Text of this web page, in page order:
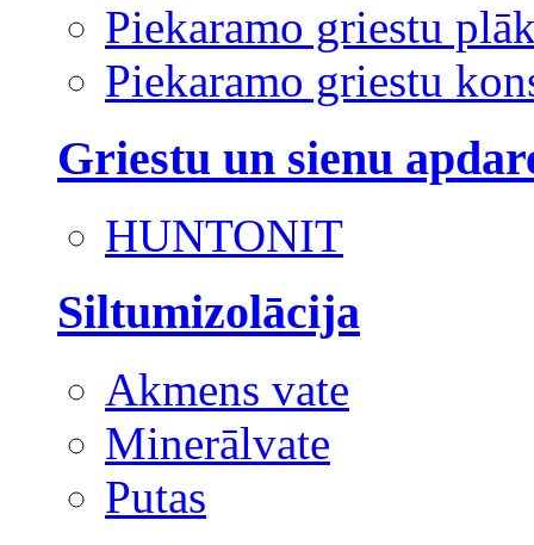
Piekaramo griestu
Piekaramo griestu
Griestu un sienu
HUNTONIT
Siltumizolācija
Akmens vate
Minerālvate
Putas